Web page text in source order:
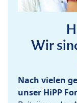
Wir
Nach vielen
unser HiPP